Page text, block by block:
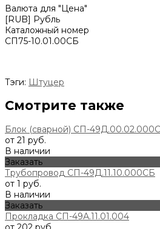
Валюта для "Цена"
[RUB] Рубль
Каталожный номер
СП75-10.01.00СБ
Тэги: Штуцер
Смотрите также
Блок (сварной) СП-
от 21 руб.
В наличии
Заказать
Трубопровод СП-49Д.11.10.000СБ
от 1 руб.
В наличии
Заказать
Прокладка СП-49А.11.01.004